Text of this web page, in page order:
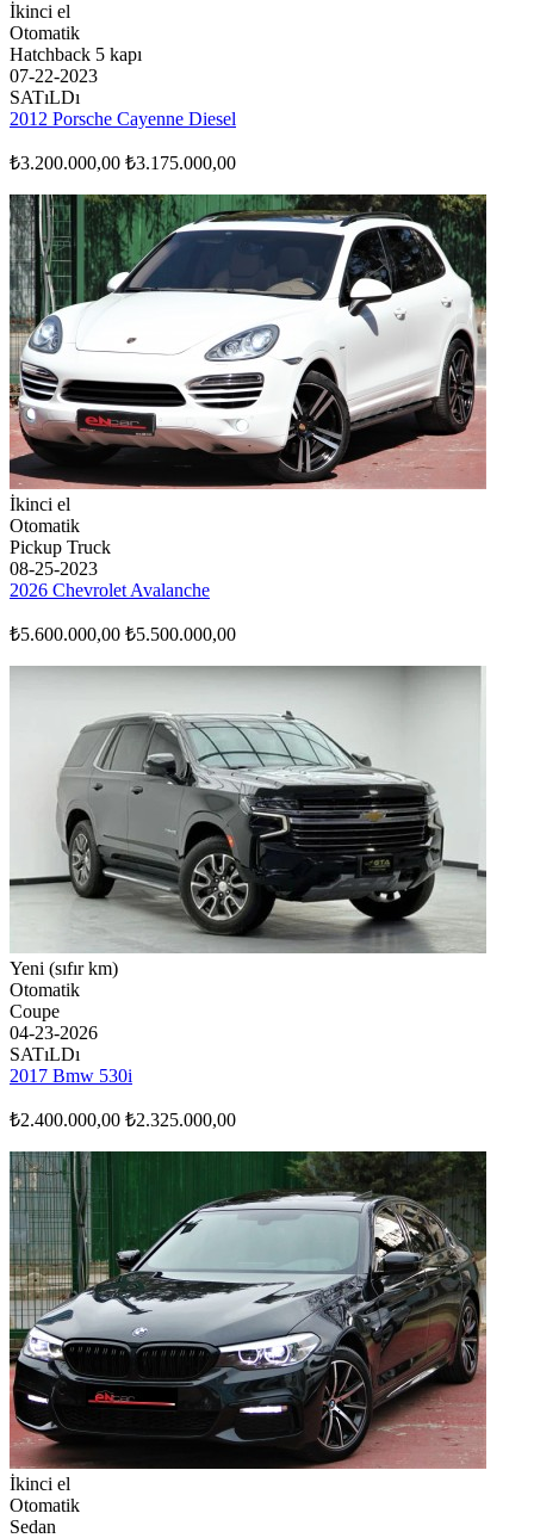
İkinci el
Otomatik
Hatchback 5 kapı
07-22-2023
SATıLDı
2012 Porsche Cayenne Diesel
₺3.200.000,00 ₺3.175.000,00
İkinci el
Otomatik
Pickup Truck
08-25-2023
2026 Chevrolet Avalanche
₺5.600.000,00 ₺5.500.000,00
Yeni (sıfır km)
Otomatik
Coupe
04-23-2026
SATıLDı
2017 Bmw 530i
₺2.400.000,00 ₺2.325.000,00
İkinci el
Otomatik
Sedan